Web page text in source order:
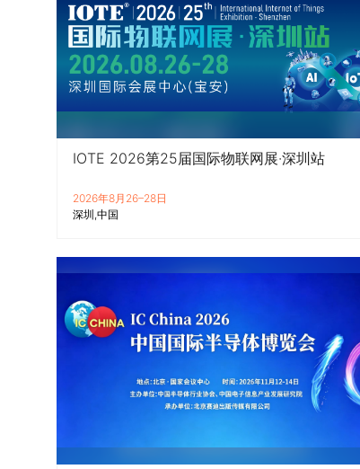
IOTE 2026第25届国际物联网展·深圳站
2026年8月26–28日
深圳 中国